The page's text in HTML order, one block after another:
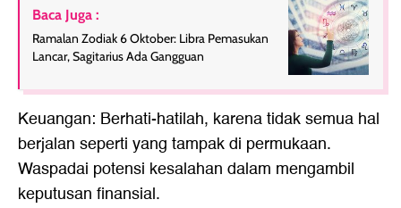
Baca Juga :
Ramalan Zodiak 6 Oktober: Libra Pemasukan
Lancar, Sagitarius Ada Gangguan
Keuangan: Berhati-hatilah, karena tidak semua hal
berjalan seperti yang tampak di permukaan.
Waspadai potensi kesalahan dalam mengambil
keputusan finansial.